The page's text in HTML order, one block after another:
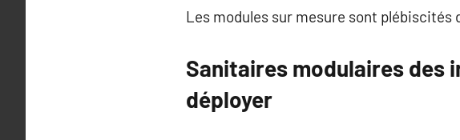
Les modules sur mesure sont plébiscités
Sanitaires modulaires des
déployer